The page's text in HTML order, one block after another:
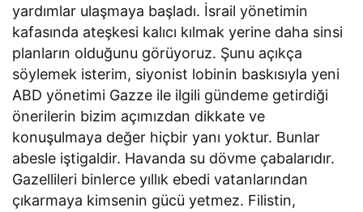
yardımlar ulaşmaya başladı. İsrail yönetimin
kafasında ateşkesi kalıcı kılmak yerine daha sinsi
planların olduğunu görüyoruz. Şunu açıkça
söylemek isterim, siyonist lobinin baskısıyla yeni
ABD yönetimi Gazze ile ilgili gündeme getirdiği
önerilerin bizim açımızdan dikkate ve
konuşulmaya değer hiçbir yanı yoktur. Bunlar
abesle iştigaldir. Havanda su dövme çabalarıdır.
Gazellileri binlerce yıllık ebedi vatanlarından
çıkarmaya kimsenin gücü yetmez. Filistin,